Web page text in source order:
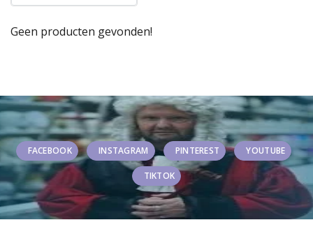
Geen producten gevonden!
FACEBOOK INSTAGRAM PINTEREST YOUTUBE
TIKTOK